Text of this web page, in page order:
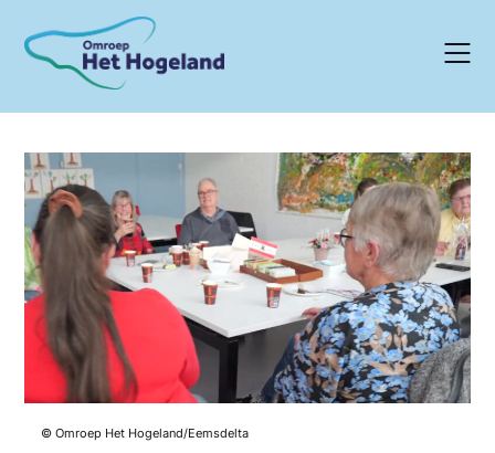
content
© Omroep Het Hogeland/Eemsdelta